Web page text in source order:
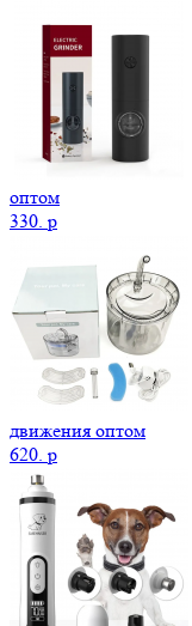
оптом
330. p
движения оптом
620. p